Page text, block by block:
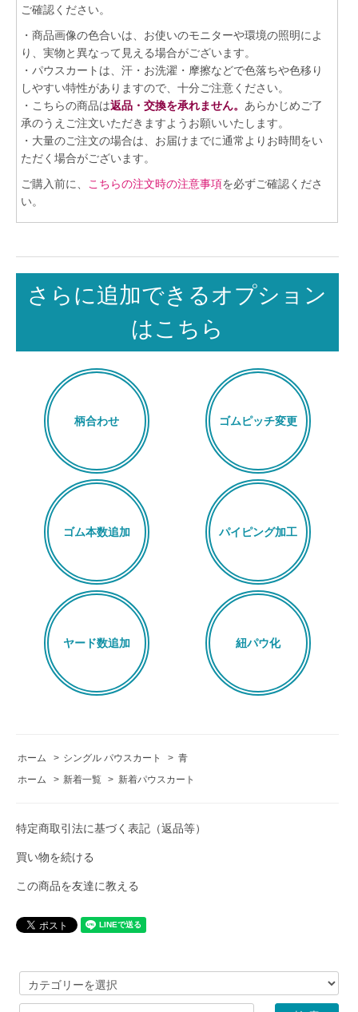
ご確認ください。
・商品画像の色合いは、お使いのモニターや環境の照明によ
り、実物と異なって見える場合がございます。
・パウスカートは、汗・お洗濯・摩擦などで色落ちや色移り
しやすい特性がありますので、十分ご注意ください。
・こちらの商品は返品・交換を承れません。 あらかじめご了
承のうえご注文いただきますようお願いいたします。
・大量のご注文の場合は、お届けまでに通常よりお時間をい
ただく場合がございます。
ご購入前に、
こちらの注文時の注意事項を必ずご確認くださ
い。
さらに追加できるオプション
はこちら
柄合わせ ゴムピッチ変更
ゴム本数追加 パイピング加工
ヤード数追加 紐パウ化
ホーム > シングル パウスカート > 青
ホーム
> 新着一覧 > 新着パウスカート
特定商取引法に基づく表記（返品等）
買い物を続ける
この商品を友達に教える